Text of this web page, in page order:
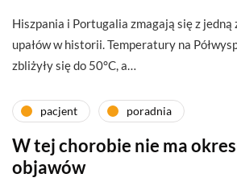
Hiszpania i Portugalia zmagają się z
upałów w historii. Temperatury na
zbliżyły się do 50°C, a…
pacjent poradnia
W tej chorobie nie ma
objawów